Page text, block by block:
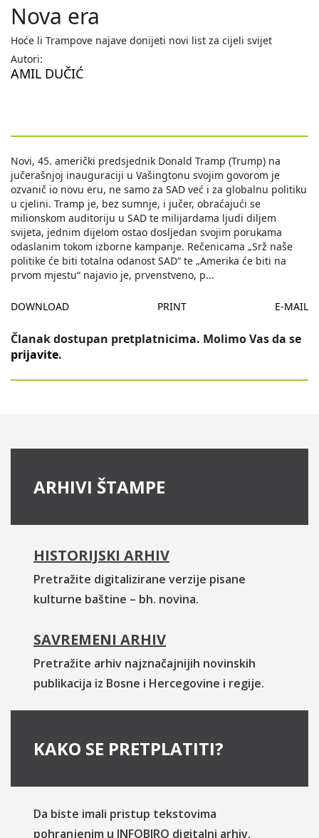
Nova era
Hoće li Trampove najave donijeti novi list za cijeli svijet
Autori:
AMIL DUČIĆ
Novi, 45. američki predsjednik Donald Tramp (Trump) na
jučerašnjoj inauguraciji u Vašingtonu svojim govorom je
ozvanič io novu eru, ne samo za SAD već i za globalnu politiku
u cjelini. Tramp je, bez sumnje, i jučer, obraćajući se
milionskom auditoriju u SAD te milijardama ljudi diljem
svijeta, jednim dijelom ostao dosljedan svojim porukama
odaslanim tokom izborne kampanje. Rečenicama „Srž naše
politike će biti totalna odanost SAD“ te „Amerika će biti na
prvom mjestu“ najavio je, prvenstveno, p...
DOWNLOAD PRINT E-MAIL
Članak dostupan pretplatnicima. Molimo Vas da se
prijavite.
ARHIVI ŠTAMPE
HISTORIJSKI ARHIV
Pretražite digitalizirane verzije pisane
kulturne baštine – bh. novina.
SAVREMENI ARHIV
Pretražite arhiv najznačajnijih novinskih
publikacija iz Bosne i Hercegovine i regije.
KAKO SE PRETPLATITI?
Da biste imali pristup tekstovima
pohranjenim u INFOBIRO digitalni arhiv,